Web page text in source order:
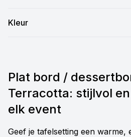
Kleur
Plat bord /
Terracotta: stijlvol
elk event
Geef je tafelsetting een warme,